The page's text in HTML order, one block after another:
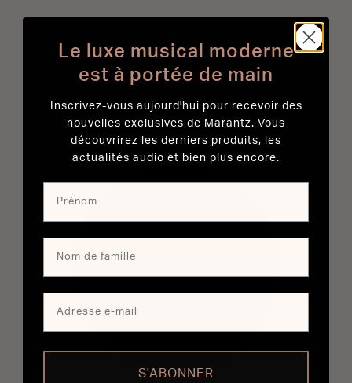
Le design Marantz est synonyme d’élégance intemporelle.
Il exprime les scènes sonores musicales créées par nos
Le luxe musical moderne
est à portée de main
Inscrivez-vous aujourd'hui pour recevoir des
nouvelles exclusives de Marantz. Vous
découvrirez les derniers produits, les
actualités audio et bien plus encore.
S'ABONNER